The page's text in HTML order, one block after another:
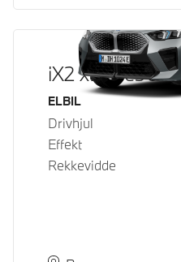
iX2 xDrive30
Drivstoff
ELBIL
Drivhjul
Effekt
Rekkevidde